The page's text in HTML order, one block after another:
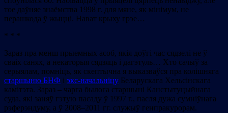
тое даўняе знаёмства 1998 г. для мяне, як мінімум, не
перашкода ў жыцці. Нават крыху грэе…
* * *
Зараз пра менш прыемных асоб, якія доўгі час сядзелі не ў
сваіх санях, а некаторыя сядзяць і дагэтуль… Хто сачыў за
серыялам, помніць, як скептычна я выказваўся пра колішняга
старшыню БНФ і экс-начальніцу Беларускага Хельсінскага
камітэта. Зараз – чарга былога старшыні Канстытуцыйнага
суда, які заняў гэтую пасаду ў 1997 г., пасля дужа сумніўнага
рэферэндуму, а ў 2008–2011 гг. служыў генпракурорам.